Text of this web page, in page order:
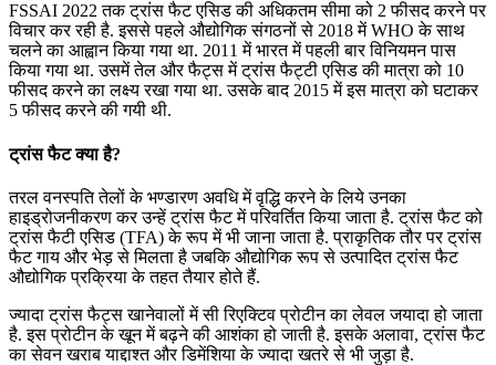
FSSAI 2022 तक ट्रांस फैट एसिड की अधिकतम सीमा को 2 फीसद करने पर
विचार कर रही है. इससे पहले औद्योगिक संगठनों से 2018 में WHO के साथ
चलने का आह्वान किया गया था. 2011 में भारत में पहली बार विनियमन पास
किया गया था. उसमें तेल और फैट्स में ट्रांस फैट्टी एसिड की मात्रा को 10
फीसद करने का लक्ष्य रखा गया था. उसके बाद 2015 में इस मात्रा को घटाकर
5 फीसद करने की गयी थी.
ट्रांस फैट क्या है?
तरल वनस्पति तेलों के भण्डारण अवधि में वृद्धि करने के लिये उनका
हाइड्रोजनीकरण कर उन्हें ट्रांस फैट में परिवर्तित किया जाता है. ट्रांस फैट को
ट्रांस फैटी एसिड (TFA) के रूप में भी जाना जाता है. प्राकृतिक तौर पर ट्रांस
फैट गाय और भेड़ से मिलता है जबकि औद्योगिक रूप से उत्पादित ट्रांस फैट
औद्योगिक प्रक्रिया के तहत तैयार होते हैं.
ज्यादा ट्रांस फैट्स खानेवालों में सी रिएक्टिव प्रोटीन का लेवल जयादा हो जाता
है. इस प्रोटीन के खून में बढ़ने की आशंका हो जाती है. इसके अलावा, ट्रांस फैट
का सेवन खराब याद्दाश्त और डिमेंशिया के ज्यादा खतरे से भी जुड़ा है.